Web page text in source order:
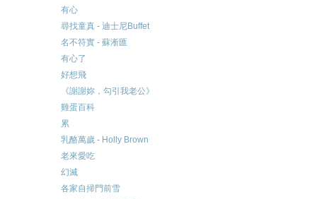
有心
尋找童真 - 迪士尼Buffet
名不符實 - 蘇淅匯
有心了
好想飛
《謝謝妳，勾引我老公》
雞蛋百科
累
乳酪萬歲 - Holly Brown
老來愛吃
幻滅
各家自掃門前雪